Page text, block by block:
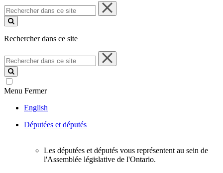
Rechercher
dans
ce
Rechercher dans ce site
Rechercher
dans
ce
site
Menu Fermer
English
Députées et députés
Les députées et députés vous représentent au sein de
l'Assemblée législative de l'Ontario.